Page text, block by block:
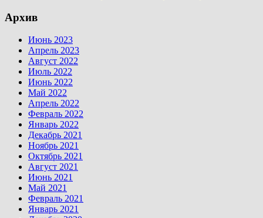
Архив
Июнь 2023
Апрель 2023
Август 2022
Июль 2022
Июнь 2022
Май 2022
Апрель 2022
Февраль 2022
Январь 2022
Декабрь 2021
Ноябрь 2021
Октябрь 2021
Август 2021
Июнь 2021
Май 2021
Февраль 2021
Январь 2021